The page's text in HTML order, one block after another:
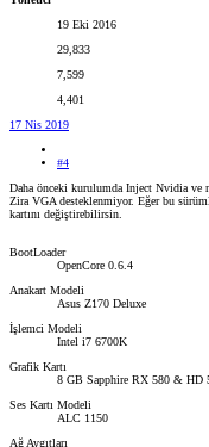
19 Eki 2016
29,833
7,599
4,401
17 Nis 2019
#4
Daha önceki kurulumda Inject Nvidia ve
Zira VGA desteklenmiyor. Eğer bu
kartını değiştirebilirsin.
BootLoader
OpenCore 0.6.4
Anakart Modeli
Asus Z170 Deluxe
İşlemci Modeli
Intel i7 6700K
Grafik Kartı
8 GB Sapphire RX 580 & HD
Ses Kartı Modeli
ALC 1150
Ağ Aygıtları